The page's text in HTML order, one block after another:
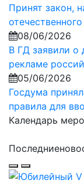
Принят закон,
08/06/2026
В ГД заявили о
рекламе
05/06/2026
Госдума
правила для
Календарь
Последние